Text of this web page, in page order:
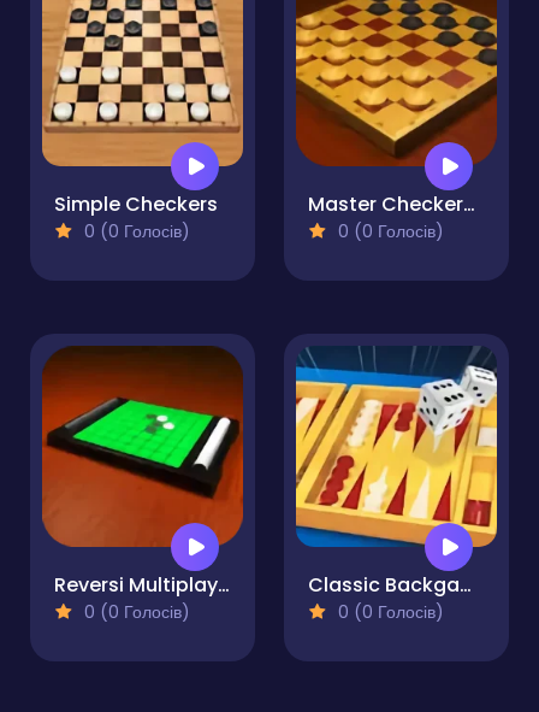
Simple Checkers
0 (0 Голосів)
Master Checkers Multiplayer
0 (0 Голосів)
Reversi Multiplayer
0 (0 Голосів)
Classic Backgammon
0 (0 Голосів)